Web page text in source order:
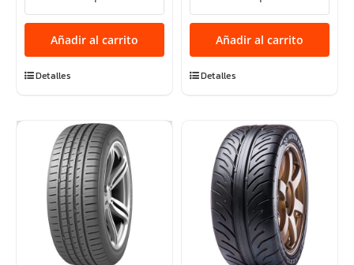
94W
XL
MOZZO
SPORT
Añadir al carrito
Detalles
95W
XL
MOZZO
SPORT
Añadir al carrito
Detalles